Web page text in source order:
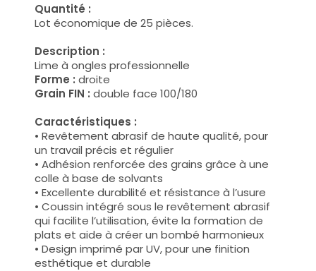
Quantité :
Lot économique de 25 pièces.
Description :
Lime à ongles professionnelle
Forme : droite
Grain FIN : double face 100/180
Caractéristiques :
• Revêtement abrasif de haute qualité, pour
un travail précis et régulier
• Adhésion renforcée des grains grâce à une
colle à base de solvants
• Excellente durabilité et résistance à l’usure
• Coussin intégré sous le revêtement abrasif
qui facilite l’utilisation, évite la formation de
plats et aide à créer un bombé harmonieux
• Design imprimé par UV, pour une finition
esthétique et durable